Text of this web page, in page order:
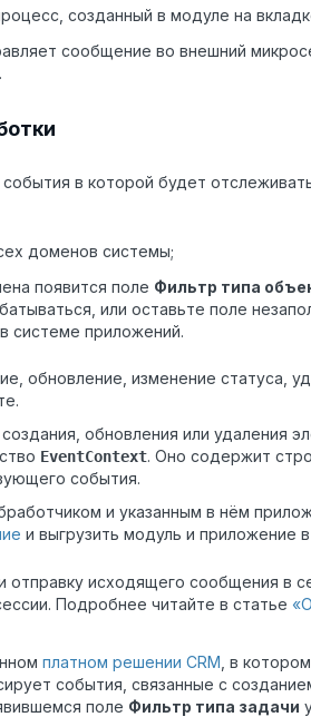
созданный в модуле на
сообщение во внешний
.
в которой будет
доменов системы;
появится поле Фильтр типа
или оставьте поле
системе приложений.
обновление, изменение статуса,
обновления или удаления
EventContext. Оно содержит
события.
и указанным в нём
и выгрузить модуль и приложение
исходящего сообщения в
Подробнее читайте в статье
платном решении CRM , в
события, связанные с
поле Фильтр типа задачи